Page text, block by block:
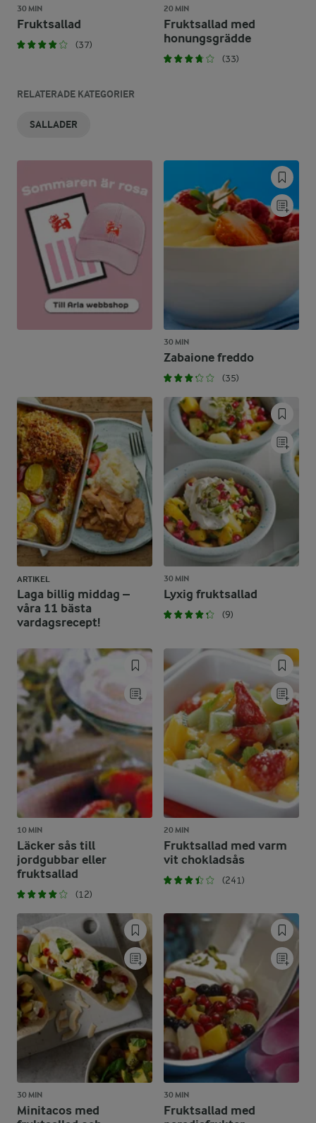
30 MIN
Fruktsallad
(37)
20 MIN
Fruktsallad med
honungsgrädde
(33)
RELATERADE KATEGORIER
SALLADER
30 MIN
Zabaione freddo
(35)
ARTIKEL
Laga billig middag –
våra 11 bästa
vardagsrecept!
30 MIN
Lyxig fruktsallad
(9)
10 MIN
Läcker sås till
jordgubbar eller
fruktsallad
(12)
20 MIN
Fruktsallad med varm
vit chokladsås
(241)
30 MIN
Minitacos med
30 MIN
Fruktsallad med